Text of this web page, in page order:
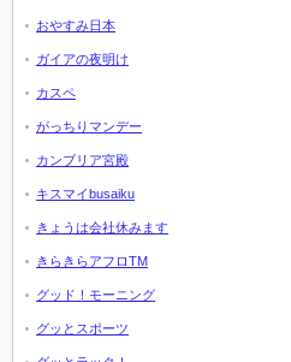
おやすみ日本
ガイアの夜明け
カスペ
がっちりマンデー
カンブリア宮殿
キスマイbusaiku
きょうは会社休みます
きらきらアフロTM
グッド！モーニング
グッとスポーツ